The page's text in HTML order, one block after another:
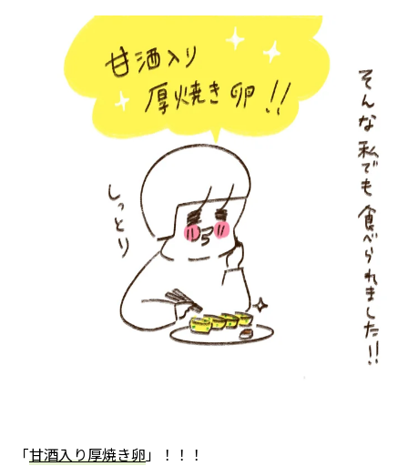
「甘酒入り厚焼き卵」！！！